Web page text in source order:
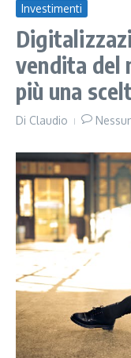
Investimenti
vendita del
più una
Di Claudio